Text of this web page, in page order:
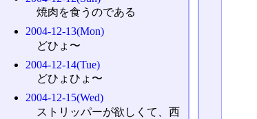
焼肉を食うのである
2004-12-13(Mon)
どひょ〜
2004-12-14(Tue)
どひょひょ〜
2004-12-15(Wed)
ストリッパーが欲しくて、西